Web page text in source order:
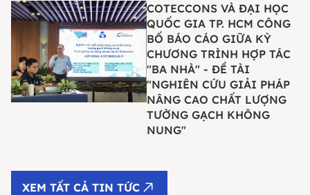
XEM TẤT CẢ TIN TỨC
COTECCONS VÀ ĐẠI HỌC
QUỐC GIA TP. HCM CÔNG
BỐ BÁO CÁO GIỮA KỲ
CHƯƠNG TRÌNH HỢP TÁC
"BA NHÀ" - ĐỀ TÀI
"NGHIÊN CỨU GIẢI PHÁP
NÂNG CAO CHẤT LƯỢNG
TƯỜNG GẠCH KHÔNG
NUNG"